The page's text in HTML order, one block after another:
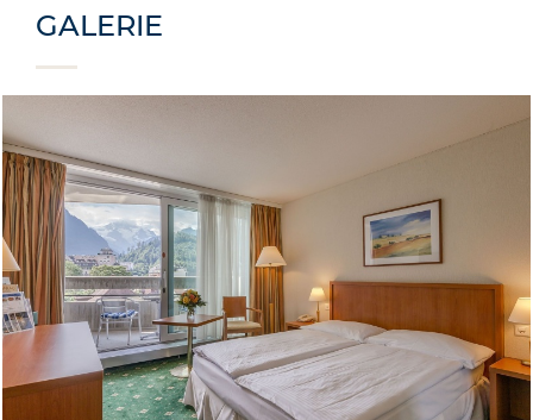
GALERIE